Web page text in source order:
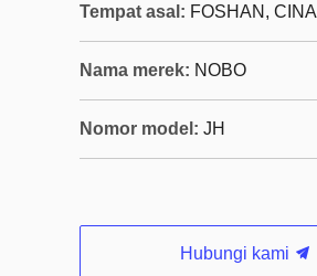
Tempat asal: FOSHAN, CINA
Nama merek: NOBO
Nomor model: JH
Hubungi kami